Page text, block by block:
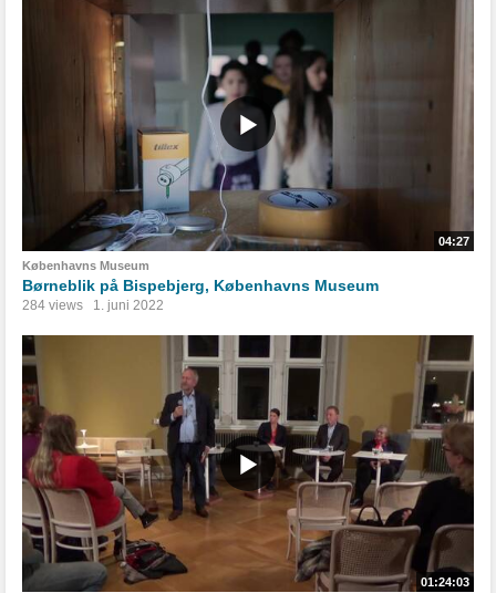
04:27
Københavns Museum
Børneblik på Bispebjerg, Københavns Museum
284 views 1. juni 2022
01:24:03